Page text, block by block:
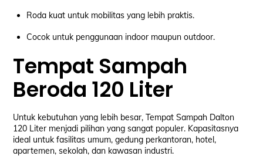
Roda kuat untuk mobilitas yang lebih praktis.
Cocok untuk penggunaan indoor maupun outdoor.
Tempat Sampah
Beroda 120 Liter
Untuk kebutuhan yang lebih besar, Tempat Sampah Dalton
120 Liter menjadi pilihan yang sangat populer. Kapasitasnya
ideal untuk fasilitas umum, gedung perkantoran, hotel,
apartemen, sekolah, dan kawasan industri.